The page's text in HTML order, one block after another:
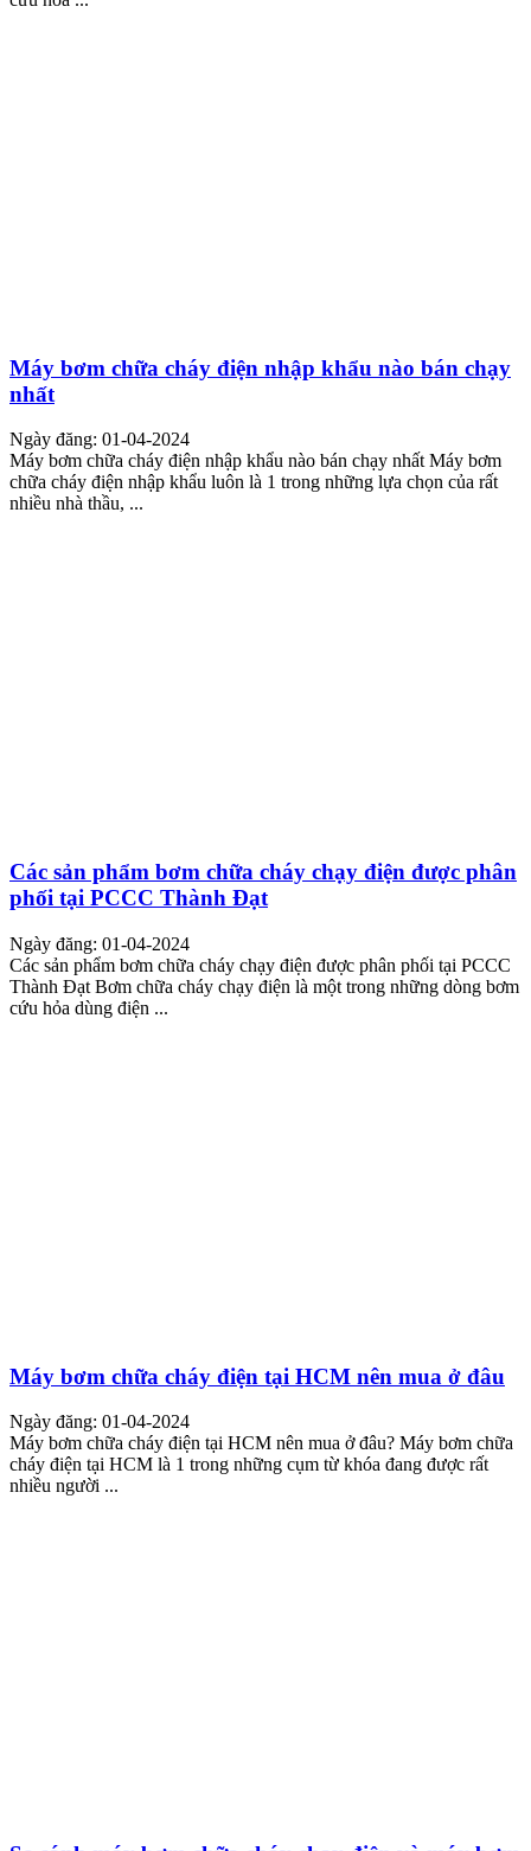
Máy bơm chữa cháy điện nhập khẩu nào bán chạy
nhất
Ngày đăng: 01-04-2024
Máy bơm chữa cháy điện nhập khẩu nào bán chạy nhất Máy bơm
chữa cháy điện nhập khẩu luôn là 1 trong những lựa chọn của rất
nhiều nhà thầu, ...
Các sản phẩm bơm chữa cháy chạy điện được phân
phối tại PCCC Thành Đạt
Ngày đăng: 01-04-2024
Các sản phẩm bơm chữa cháy chạy điện được phân phối tại PCCC
Thành Đạt Bơm chữa cháy chạy điện là một trong những dòng bơm
cứu hỏa dùng điện ...
Máy bơm chữa cháy điện tại HCM nên mua ở đâu
Ngày đăng: 01-04-2024
Máy bơm chữa cháy điện tại HCM nên mua ở đâu? Máy bơm chữa
cháy điện tại HCM là 1 trong những cụm từ khóa đang được rất
nhiều người ...